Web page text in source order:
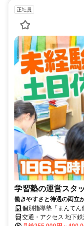
正社員
学習塾の運営スタ
働きやすさと待遇の両立
個別指導塾「まんてん
交通・アクセス 地下